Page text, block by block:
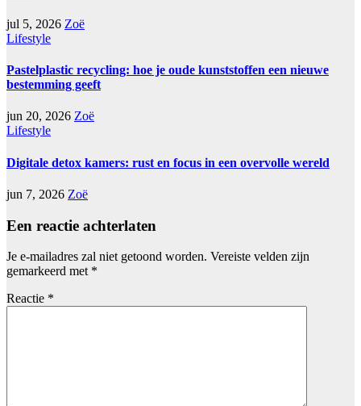
jul 5, 2026 Zoë
Lifestyle
Pastelplastic recycling: hoe je oude kunststoffen een nieuwe
bestemming geeft
jun 20, 2026 Zoë
Lifestyle
Digitale detox kamers: rust en focus in een overvolle wereld
jun 7, 2026 Zoë
Een reactie achterlaten
Je e-mailadres zal niet getoond worden. Vereiste velden zijn
gemarkeerd met *
Reactie *